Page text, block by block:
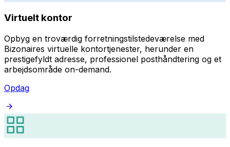
Virtuelt kontor
Opbyg en troværdig forretningstilstedeværelse med
Bizonaires virtuelle kontortjenester, herunder en
prestigefyldt adresse, professionel posthåndtering og et
arbejdsområde on-demand.
Opdag